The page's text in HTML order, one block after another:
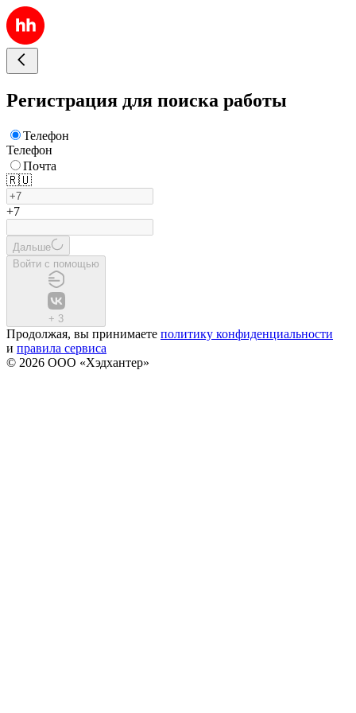
Регистрация для поиска работы
Телефон
Телефон
Почта
🇷🇺
+7
Дальше
Войти с помощью
+ 3
Продолжая, вы принимаете политику конфиденциальности
и правила сервиса
© 2026 ООО «Хэдхантер»